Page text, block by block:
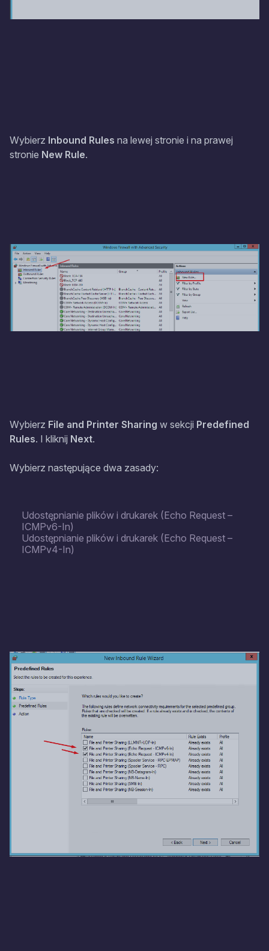
Wybierz Inbound Rules na lewej stronie i na prawej
stronie New Rule.
Wybierz File and Printer Sharing w sekcji Predefined
Rules. I kliknij Next.
Wybierz następujące dwa zasady:
Udostępnianie plików i drukarek (Echo Request –
ICMPv6-In)
Udostępnianie plików i drukarek (Echo Request –
ICMPv4-In)